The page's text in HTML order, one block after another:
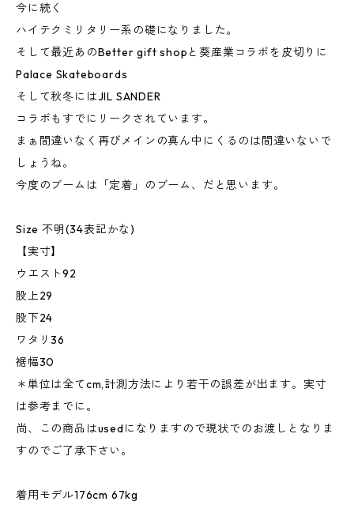
今に続く
ハイテクミリタリー系の礎になりました。
そして最近あのBetter gift shopと葵産業コラボを皮切りに
Palace Skateboards
そして秋冬にはJIL SANDER
コラボもすでにリークされています。
まぁ間違いなく再びメインの真ん中にくるのは間違いないで
しょうね。
今度のブームは「定着」のブーム、だと思います。
Size 不明(34表記かな)
【実寸】
ウエスト92
股上29
股下24
ワタリ36
裾幅30
＊単位は全てcm,計測方法により若干の誤差が出ます。実寸
は参考までに。
尚、この商品はusedになりますので現状でのお渡しとなりま
すのでご了承下さい。
着用モデル176cm 67kg